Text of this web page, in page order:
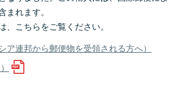
まれます。
、こちらをご覧ください。
ア連邦から郵便物を受領される方へ）